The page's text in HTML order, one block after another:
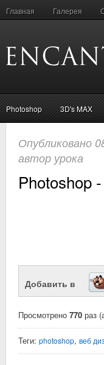
Главная Галерея
Photoshop 3D's MAX
Опубликовано
автор урока
Photoshop
Добавить в
Просмотрено 770 раз
Теги: photoshop, веб